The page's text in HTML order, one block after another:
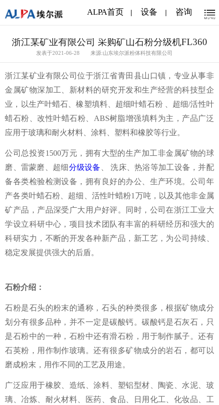
ALPA首页 设备 咨询
浙江某矿业有限公司 采购矿山石粉分级机FL360
发表于2021-06-28 来源:山东埃尔派粉体科技有限公司
浙江某矿业有限公司位于浙江省青田县山口镇，专业从事非
金属矿物深加工、新材料的研究开发和生产经营的科技型企
业，以生产叶蜡石、橡塑填料、超细叶蜡石粉 、超细/活性叶
蜡石粉、改性叶蜡石粉、ABS树脂增强填料为主，产品广泛
应用于玻璃和耐火材料、涂料、塑料和橡胶等行业。
公司总投资1500万元，拥有大型的生产加工非金属矿物的球
磨、雷蒙磨、超细分级设备 、 洗床、热浴等加工设备，并配
备各类检验检测设备，拥有良好的办公、生产环境。公司年
产各类叶蜡石粉、超细、活性叶蜡粉1万吨，以及其他非金属
矿产品，产品深受广大用户好评。同时，公司在浙江工业大
学设立科研中心，项目技术团队有丰富的科研经历和强大的
科研实力，不断的开发各种新产品，新工艺，为公司持续、
稳定发展提供强大的后盾。
石粉介绍：
石粉是石头的粉末的通称，石头的种类很多，根据矿物成分
划分有很多品种，并不一定是碳酸钙。碳酸钙是石灰石，只
是石粉中的一种，石粉中还有滑石粉，用于制作腻子。还有
石英粉，用作制作玻璃。还有很多矿物成分的岩石，都可以
磨成粉末，用作不同的工艺及用途。
广泛应用于橡胶、造纸、涂料、塑铝型材、陶瓷、水泥、玻
璃、冶炼、耐火材料、医药、食品、日用化工、化妆品、工